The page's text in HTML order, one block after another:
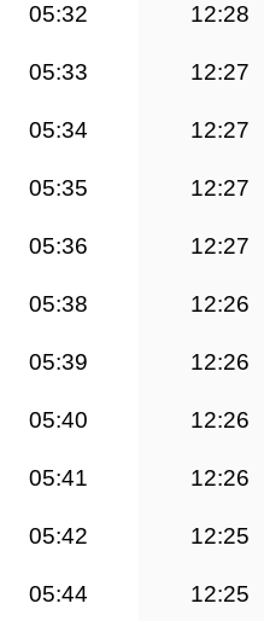
05:32 12:28
05:33 12:27
05:34 12:27
05:35 12:27
05:36 12:27
05:38 12:26
05:39 12:26
05:40 12:26
05:41 12:26
05:42 12:25
05:44 12:25